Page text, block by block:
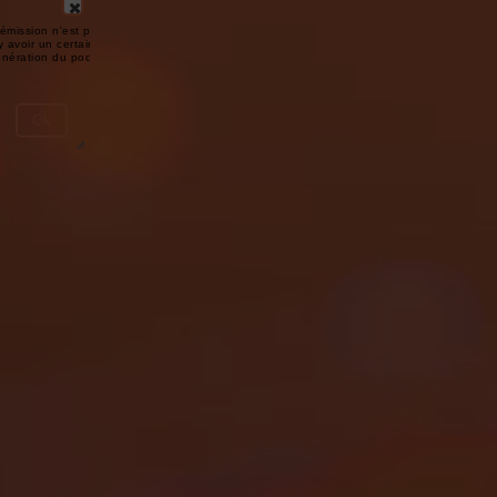
n'est pas disponible ou
un certain délai entre la fin
du podcast.